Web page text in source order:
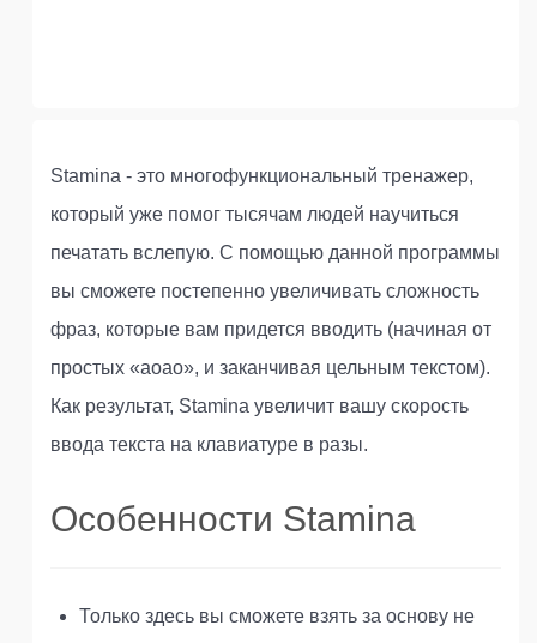
Stamina - это многофункциональный тренажер,
который уже помог тысячам людей научиться
печатать вслепую. С помощью данной программы
вы сможете постепенно увеличивать сложность
фраз, которые вам придется вводить (начиная от
простых «аоао», и заканчивая цельным текстом).
Как результат, Stamina увеличит вашу скорость
ввода текста на клавиатуре в разы.
Особенности Stamina
Только здесь вы сможете взять за основу не